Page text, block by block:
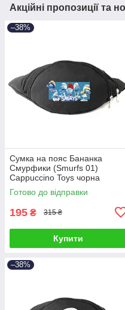
Акційні пропозиції та
–38%
Сумка на пояс Бананка
Смурфики (Smurfs 01)
Cappuccino Toys чорна
Готово до відправки
195 ₴ 315 ₴
Купити
–38%